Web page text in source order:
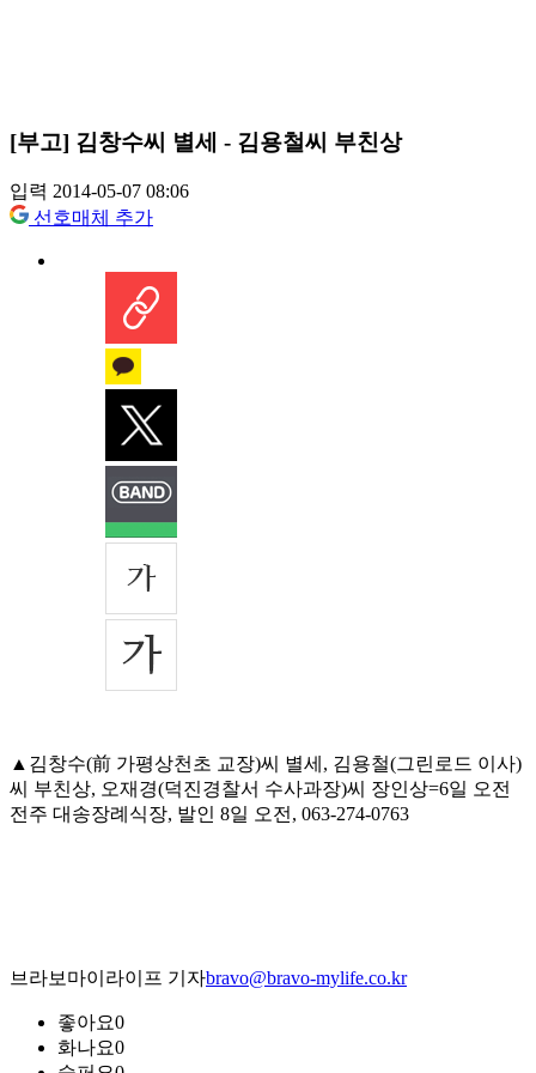
[부고] 김창수씨 별세 - 김용철씨 부친상
입력 2014-05-07 08:06
선호매체 추가
▲김창수(前 가평상천초 교장)씨 별세, 김용철(그린로드 이사)
씨 부친상, 오재경(덕진경찰서 수사과장)씨 장인상=6일 오전
전주 대송장례식장, 발인 8일 오전, 063-274-0763
브라보마이라이프 기자bravo@bravo-mylife.co.kr
좋아요0
화나요0